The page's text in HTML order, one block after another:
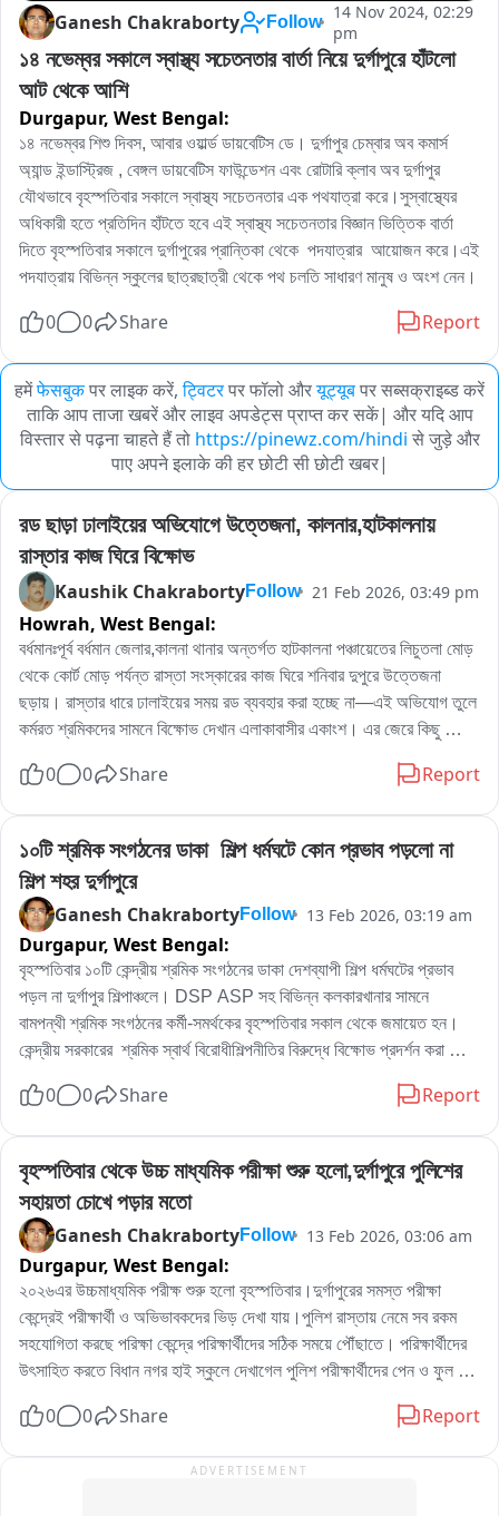
Ganesh Chakraborty Follow
14 Nov 2024, 02:29
pm
১৪ নভেম্বর সকালে স্বাস্থ্য সচেতনতার বার্তা নিয়ে দুর্গাপুরে হাঁটলো
আট থেকে আশি
Durgapur, West Bengal:
১৪ নভেম্বর শিশু দিবস, আবার ওয়ার্ল্ড ডায়বেটিস ডে। দুর্গাপুর চেম্বার অব কমার্স
অ্যান্ড ইন্ডাস্ট্রিজ , বেঙ্গল ডায়বেটিস ফাউন্ডেশন এবং রোটারি ক্লাব অব দুর্গাপুর
যৌথভাবে বৃহস্পতিবার সকালে স্বাস্থ্য সচেতনতার এক পথযাত্রা করে।সুস্বাস্থ্যের
অধিকারী হতে প্রতিদিন হাঁটতে হবে এই স্বাস্থ্য সচেতনতার বিজ্ঞান ভিত্তিক বার্তা
দিতে বৃহস্পতিবার সকালে দুর্গাপুরের প্রান্তিকা থেকে  পদযাত্রার  আয়োজন করে।এই
পদযাত্রায় বিভিন্ন স্কুলের ছাত্রছাত্রী থেকে পথ চলতি সাধারণ মানুষ ও অংশ নেন।
0 0 Share Report
हमेंफेसबुकपर लाइक करें, ट्विटरपर फॉलो औरयूट्यूबपर सब्सक्राइब्ड करें
ताकि आप ताजा खबरें और लाइव अपडेट्स प्राप्त कर सकें| और यदि आप
विस्तार से पढ़ना चाहते हैं तो https://pinewz.com/hindi से जुड़े और
पाए अपने इलाके की हर छोटी सी छोटी खबर|
রড ছাড়া ঢালাইয়ের অভিযোগে উত্তেজনা, কালনার,হাটকালনায়
রাস্তার কাজ ঘিরে বিক্ষোভ
Kaushik ChakrabortyFollow 21 Feb 2026, 03:49 pm
Howrah, West Bengal:
বর্ধমানঃপূর্ব বর্ধমান জেলার,কালনা থানার অন্তর্গত হাটকালনা পঞ্চায়েতের লিচুতলা মোড়
থেকে কোর্ট মোড় পর্যন্ত রাস্তা সংস্কারের কাজ ঘিরে শনিবার দুপুরে উত্তেজনা
ছড়ায়। রাস্তার ধারে ঢালাইয়ের সময় রড ব্যবহার করা হচ্ছে না—এই অভিযোগ তুলে
কর্মরত শ্রমিকদের সামনে বিক্ষোভ দেখান এলাকাবাসীর একাংশ। এর জেরে কিছু
স্থানীয়দের দাবি, দীর্ঘদিন ধরে রাস্তাটি বেহাল অবস্থায় ছিল। সম্প্রতি পেভার ব্লক
সময় রড ব্যবহার করা হচ্ছে না বলে তাঁদের অভিযোগ। বাসিন্দাদের বক্তব্য,
“অন্যদিকে রড দিয়ে ঢালাই হয়েছে, এখানে কেন হবে না? তাই কাজ বন্ধ রাখতে
বলেছি। কী সিডিউল অনুযায়ী কাজ হচ্ছে, সেটিও দেখাতে বলা হয়েছে"।
0 0 Share Report
১০টি শ্রমিক সংগঠনের ডাকা  শিল্প ধর্মঘটে কোন প্রভাব পড়লো না
শিল্প শহর দুর্গাপুরে
Ganesh ChakrabortyFollow 13 Feb 2026, 03:19 am
Durgapur, West Bengal:
বৃহস্পতিবার ১০টি কেন্দ্রীয় শ্রমিক সংগঠনের ডাকা দেশব্যাপী শিল্প ধর্মঘটের প্রভাব
পড়ল না দুর্গাপুর শিল্পাঞ্চলে। DSP ASP সহ বিভিন্ন কলকারখানার সামনে
বামপন্থী শ্রমিক সংগঠনের কর্মী-সমর্থকের বৃহস্পতিবার সকাল থেকে জমায়েত হন।
কেন্দ্রীয় সরকারের  শ্রমিক স্বার্থ বিরোধীশিল্পনীতির বিরুদ্ধে বিক্ষোভ প্রদর্শন করা
স্বপন মজুমদার  বিক্ষোভে সামিল হয়ে শিল্প ধর্মঘট কেন ডাকা হয়েছে তার কারন ব্যাখা
0 0 Share Report
বৃহস্পতিবার থেকে উচ্চ মাধ্যমিক পরীক্ষা শুরু হলো,দুর্গাপুরে পুলিশের
সহায়তা চোখে পড়ার মতো
Ganesh ChakrabortyFollow 13 Feb 2026, 03:06 am
Durgapur, West Bengal:
২০২৬এর উচ্চমাধ্যমিক পরীক্ষ শুরু হলো বৃহস্পতিবার।দুর্গাপুরের সমস্ত পরীক্ষা
কেন্দ্রেই পরীক্ষার্থী ও অভিভাবকদের ভিড় দেখা যায়।পুলিশ রাস্তায় নেমে সব রকম
সহযোগিতা করছে পরিক্ষা কেন্দ্রে পরিক্ষার্থীদের সঠিক সময়ে পৌঁছাতে। পরিক্ষার্থীদের
উৎসাহিত করতে বিধান নগর হাই স্কুলে দেখাগেল পুলিশ পরীক্ষার্থীদের পেন ও ফুল
পেন কোথাও ফুল এবং কোথাও জলের বোতল দিয়ে। প্রথম দিন দুর্গাপুরে সব কেন্দ্রে
0 0 Share Report
ADVERTISEMENT